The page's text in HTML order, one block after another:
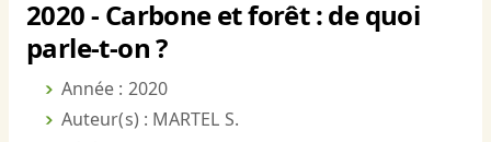
2020 - Carbone et forêt : de quoi
parle-t-on ?
Année : 2020
Auteur(s) : MARTEL S.